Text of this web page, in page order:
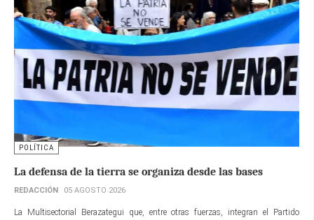
POLÍTICA
La defensa de la tierra se organiza desde las bases
REDACCIÓN 05 AGOSTO 2026
La Multisectorial Berazategui que, entre otras fuerzas, integran el Partido